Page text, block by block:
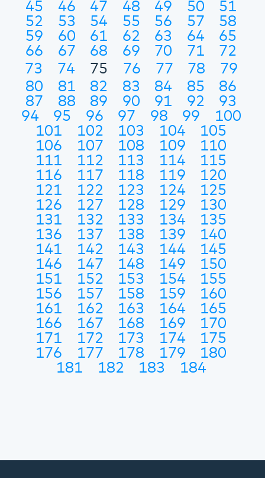
45
46 47 48 49 50
51
52
53 54 55 56 57
58
59
60 61 62 63 64
65
66
67 68 69 70 71
72
73
74 75 76 77 78
79
80
81 82 83 84 85
86
87
88 89 90 91 92
93
94
95 96 97 98 99
100
101
102 103 104
105
106
107 108 109
110
111
112 113 114
115
116
117 118 119
120
121
122 123 124
125
126
127 128 129
130
131
132 133 134
135
136
137 138 139
140
141
142 143 144
145
146
147 148 149
150
151
152 153 154
155
156
157 158 159
160
161
162 163 164
165
166
167 168 169
170
171
172 173 174
175
176
177 178 179
180
181
182 183 184